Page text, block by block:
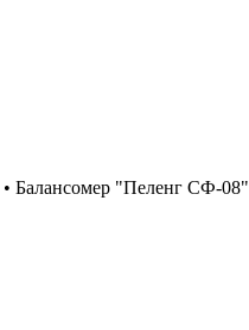
• Балансомер "Пеленг СФ-08"